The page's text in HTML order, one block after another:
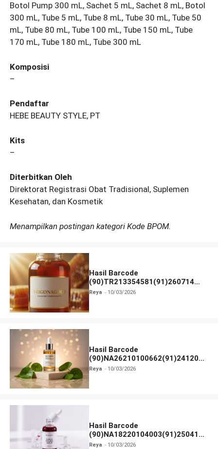
Botol Pump 300 mL, Sachet 5 mL, Sachet 8 mL, Botol
300 mL, Tube 5 mL, Tube 8 mL, Tube 30 mL, Tube 50
mL, Tube 80 mL, Tube 100 mL, Tube 150 mL, Tube
170 mL, Tube 180 mL, Tube 300 mL
Komposisi
–
Pendaftar
HEBE BEAUTY STYLE, PT
Kits
–
Diterbitkan Oleh
Direktorat Registrasi Obat Tradisional, Suplemen
Kesehatan, dan Kosmetik
Menampilkan postingan kategori Kode BPOM.
Hasil Barcode
(90)TR213354581(91)260714
dan Izin BPOM
Reya 10/03/2026
Hasil Barcode
(90)NA26210100662(91)241203
dan Izin BPOM
Reya 10/03/2026
Hasil Barcode
(90)NA18220104003(91)250418
dan Izin BPOM
Reya 10/03/2026